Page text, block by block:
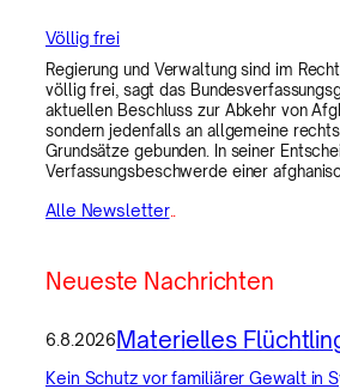
Völlig frei
Regierung und Verwaltung sind im
völlig frei, sagt das
aktuellen Beschluss zur Abkehr von
sondern jedenfalls an allgemeine
Grundsätze gebunden. In seiner
Verfassungsbeschwerde einer
Alle Newsletter..
Neueste Nachrichten
6.8.2026Materielles
Kein Schutz vor familiärer Gewalt in